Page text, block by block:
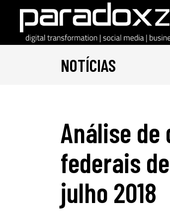
NOTÍCIAS
Análise de
federais
julho 2018